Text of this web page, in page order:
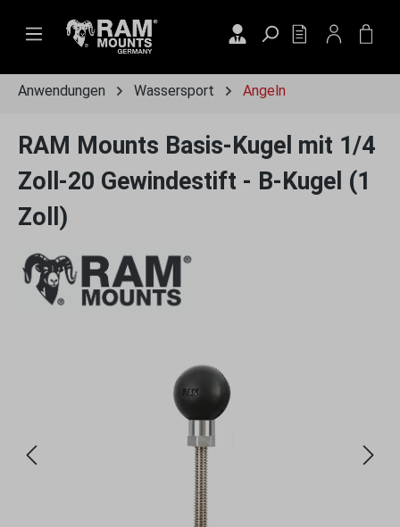
Zum Hauptinhalt springen
DU HAST 0
Anwendungen Wassersport Angeln
RAM Mounts Basis-Kugel mit 1/4
Zoll-20 Gewindestift - B-Kugel (1
Zoll)